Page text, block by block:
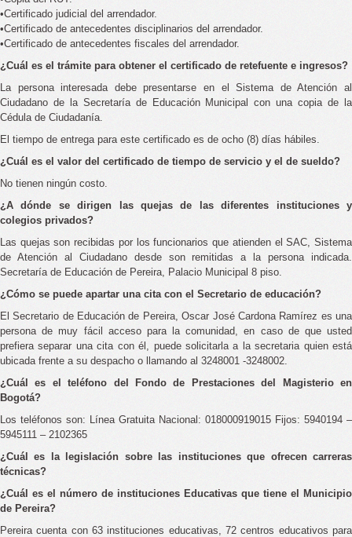
•Certificado judicial del arrendador.
•Certificado de antecedentes disciplinarios del arrendador.
•Certificado de antecedentes fiscales del arrendador.
¿Cuál es el trámite para obtener el certificado de retefuente e ingresos?
La persona interesada debe presentarse en el Sistema de Atención al
Ciudadano de la Secretaría de Educación Municipal con una copia de la
Cédula de Ciudadanía.
El tiempo de entrega para este certificado es de ocho (8) días hábiles.
¿Cuál es el valor del certificado de tiempo de servicio y el de sueldo?
No tienen ningún costo.
¿A dónde se dirigen las quejas de las diferentes instituciones y
colegios privados?
Las quejas son recibidas por los funcionarios que atienden el SAC, Sistema
de Atención al Ciudadano desde son remitidas a la persona indicada.
Secretaría de Educación de Pereira, Palacio Municipal 8 piso.
¿Cómo se puede apartar una cita con el Secretario de educación?
El Secretario de Educación de Pereira, Oscar José Cardona Ramírez es una
persona de muy fácil acceso para la comunidad, en caso de que usted
prefiera separar una cita con él, puede solicitarla a la secretaria quien está
ubicada frente a su despacho o llamando al 3248001 -3248002.
¿Cuál es el teléfono del Fondo de Prestaciones del Magisterio en
Bogotá?
Los teléfonos son: Línea Gratuita Nacional: 018000919015 Fijos: 5940194 –
5945111 – 2102365
¿Cuál es la legislación sobre las instituciones que ofrecen carreras
técnicas?
¿Cuál es el número de instituciones Educativas que tiene el Municipio
de Pereira?
Pereira cuenta con 63 instituciones educativas, 72 centros educativos para